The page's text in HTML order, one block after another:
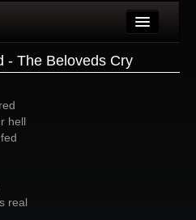
- The Beloveds Cry
hell
real